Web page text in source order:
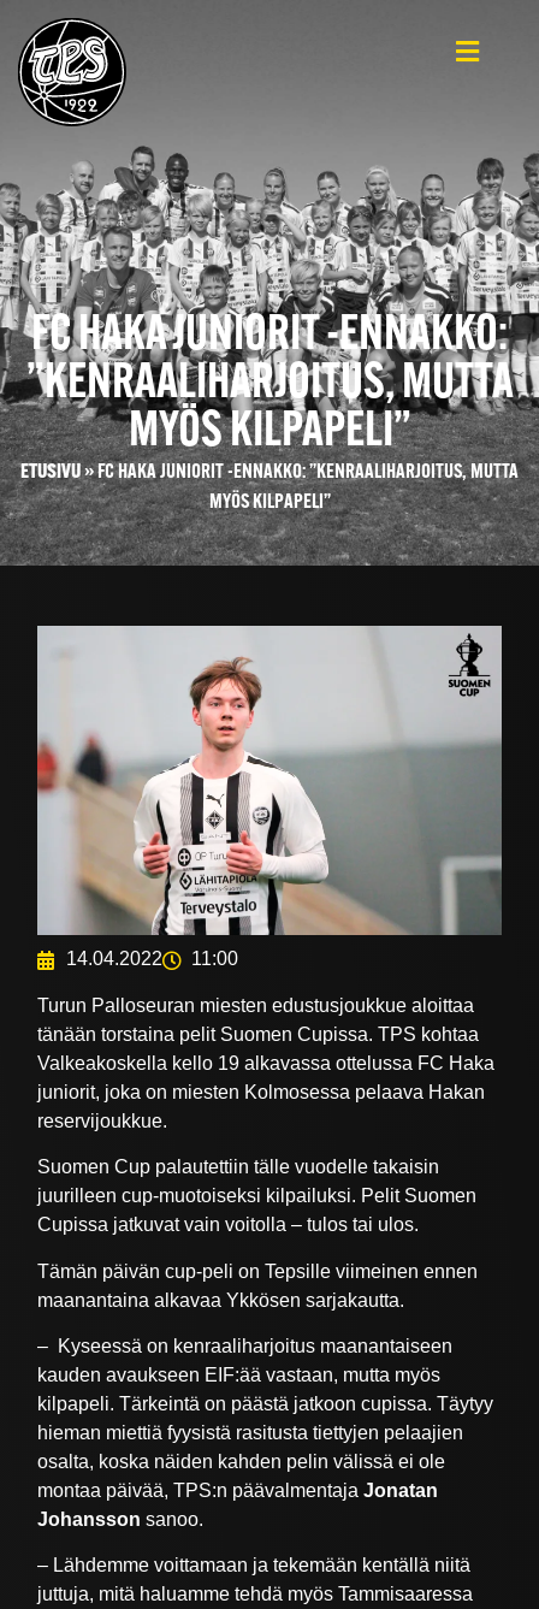
FC HAKA JUNIORIT -ENNAKKO:
”KENRAALIHARJOITUS, MUTTA
MYÖS KILPAPELI”
ETUSIVU»FC HAKA JUNIORIT -ENNAKKO: ”KENRAALIHARJOITUS, MUTTA
MYÖS KILPAPELI”
14.04.2022 11:00
Turun Palloseuran miesten edustusjoukkue aloittaa
tänään torstaina pelit Suomen Cupissa. TPS kohtaa
Valkeakoskella kello 19 alkavassa ottelussa FC Haka
juniorit, joka on miesten Kolmosessa pelaava Hakan
reservijoukkue.
Suomen Cup palautettiin tälle vuodelle takaisin
juurilleen cup-muotoiseksi kilpailuksi. Pelit Suomen
Cupissa jatkuvat vain voitolla – tulos tai ulos.
Tämän päivän cup-peli on Tepsille viimeinen ennen
maanantaina alkavaa Ykkösen sarjakautta.
– Kyseessä on kenraaliharjoitus maanantaiseen
kauden avaukseen EIF:ää vastaan, mutta myös
kilpapeli. Tärkeintä on päästä jatkoon cupissa. Täytyy
hieman miettiä fyysistä rasitusta tiettyjen pelaajien
osalta, koska näiden kahden pelin välissä ei ole
montaa päivää, TPS:n päävalmentajaJonatan
Johansson sanoo.
– Lähdemme voittamaan ja tekemään kentällä niitä
juttuja, mitä haluamme tehdä myös Tammisaaressa